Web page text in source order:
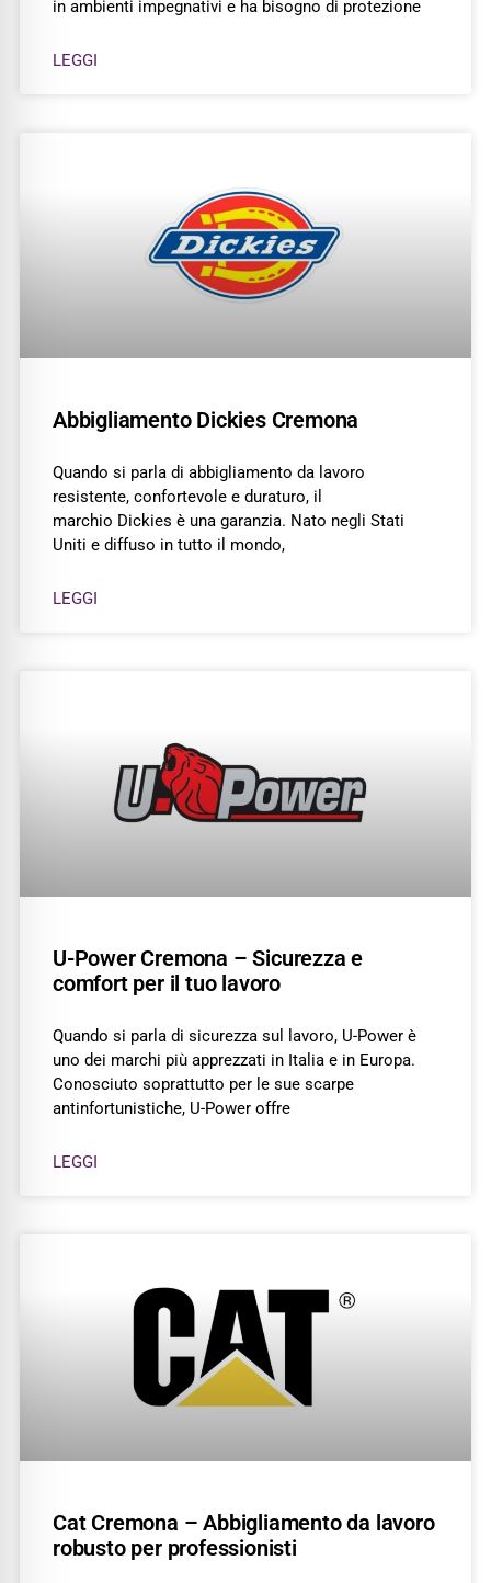
in ambienti impegnativi e ha bisogno di protezione
LEGGI
Abbigliamento Dickies Cremona
Quando si parla di abbigliamento da lavoro
resistente, confortevole e duraturo, il
marchio Dickies è una garanzia. Nato negli Stati
Uniti e diffuso in tutto il mondo,
LEGGI
U-Power Cremona – Sicurezza e
comfort per il tuo lavoro
Quando si parla di sicurezza sul lavoro, U-Power è
uno dei marchi più apprezzati in Italia e in Europa.
Conosciuto soprattutto per le sue scarpe
antinfortunistiche, U-Power offre
LEGGI
Cat Cremona – Abbigliamento da lavoro
robusto per professionisti